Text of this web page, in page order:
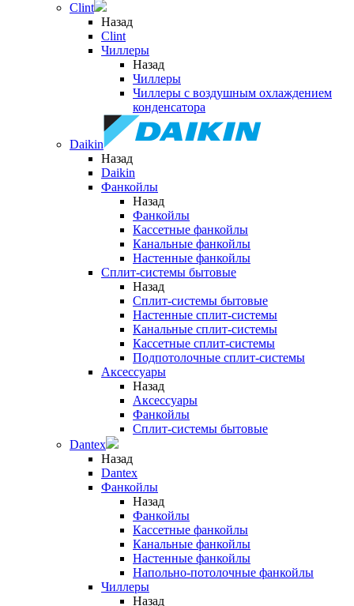
Clint
Назад
Clint
Чиллеры
Назад
Чиллеры
Чиллеры с воздушным охлаждением
конденсатора
Daikin
Назад
Daikin
Фанкойлы
Назад
Фанкойлы
Кассетные фанкойлы
Канальные фанкойлы
Настенные фанкойлы
Сплит-системы бытовые
Назад
Сплит-системы бытовые
Настенные сплит-системы
Канальные сплит-системы
Кассетные сплит-системы
Подпотолочные сплит-системы
Аксессуары
Назад
Аксессуары
Фанкойлы
Сплит-системы бытовые
Dantex
Назад
Dantex
Фанкойлы
Назад
Фанкойлы
Кассетные фанкойлы
Канальные фанкойлы
Настенные фанкойлы
Напольно-потолочные фанкойлы
Чиллеры
Назад